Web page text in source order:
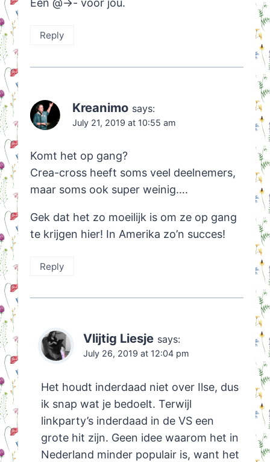
Een @->- voor jou.
Reply
Kreanimo says:
July 21, 2019 at 10:55 am
Komt het op gang?
Crea-cross heeft soms veel deelnemers,
maar soms ook super weinig….
Gek dat het zo moeilijk is om ze op gang
te krijgen hier! In Amerika zo’n succes!
Reply
Vlijtig Liesje says:
July 26, 2019 at 12:04 pm
Het houdt inderdaad niet over Ilse, dus
ik snap wat je bedoelt. Terwijl
linkparty’s inderdaad in de VS een
grote hit zijn. Geen idee waarom het in
Nederland minder populair is, want het